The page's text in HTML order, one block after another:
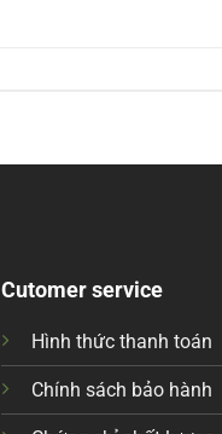
Cutomer service
Hình thức thanh toán
Chính sách bảo hành